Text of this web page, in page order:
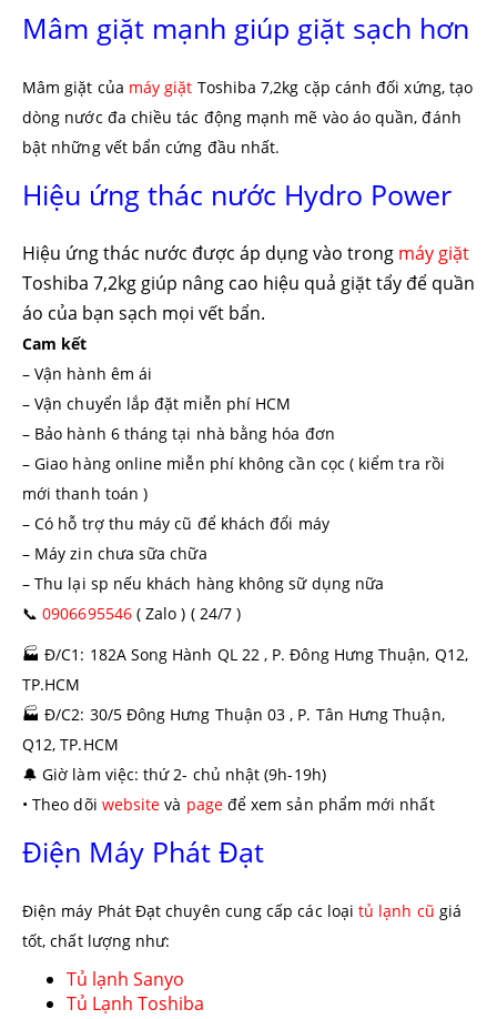
Mâm giặt mạnh giúp giặt sạch hơn
Mâm giặt của máy giặt Toshiba 7,2kg cặp cánh đối xứng, tạo
dòng nước đa chiều tác động mạnh mẽ vào áo quần, đánh
bật những vết bẩn cứng đầu nhất.
Hiệu ứng thác nước Hydro Power
Hiệu ứng thác nước được áp dụng vào trong máy giặt
Toshiba 7,2kg giúp nâng cao hiệu quả giặt tẩy để quần
áo của bạn sạch mọi vết bẩn.
Cam kết
– Vận hành êm ái
– Vận chuyển lắp đặt miễn phí HCM
– Bảo hành 6 tháng tại nhà bằng hóa đơn
– Giao hàng online miễn phí không cần cọc ( kiểm tra rồi
mới thanh toán )
– Có hỗ trợ thu máy cũ để khách đổi máy
– Máy zin chưa sữa chữa
– Thu lại sp nếu khách hàng không sữ dụng nữa
📞 0906695546( Zalo ) ( 24/7 )
🏭 Đ/C1: 182A Song Hành QL 22 , P. Đông Hưng Thuận, Q12,
TP.HCM
🏭 Đ/C2: 30/5 Đông Hưng Thuận 03 , P. Tân Hưng Thuận,
Q12, TP.HCM
🔔 Giờ làm việc: thứ 2- chủ nhật (9h-19h)
• Theo dõi website và pageđể xem sản phẩm mới nhất
Điện Máy Phát Đạt
Điện máy Phát Đạt chuyên cung cấp các loạitủ lạnh cũ giá
tốt, chất lượng như:
Tủ lạnh Sanyo
Tủ Lạnh Toshiba